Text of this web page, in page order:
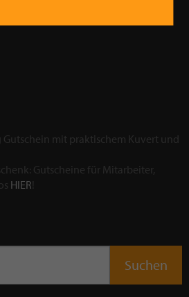
Gutscheine für Mitarbeiter,
HIER!